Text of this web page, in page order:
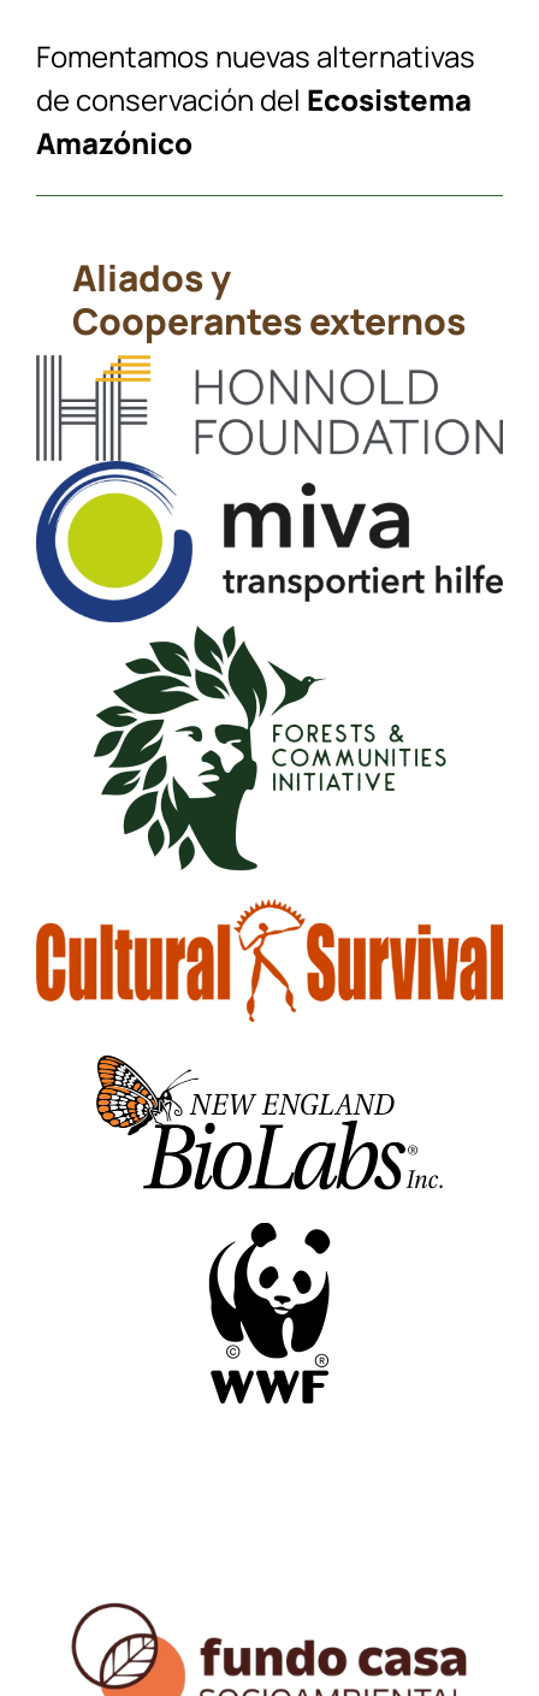
Fomentamos nuevas alternativas
de conservación del Ecosistema
Amazónico
Aliados y
Cooperantes externos